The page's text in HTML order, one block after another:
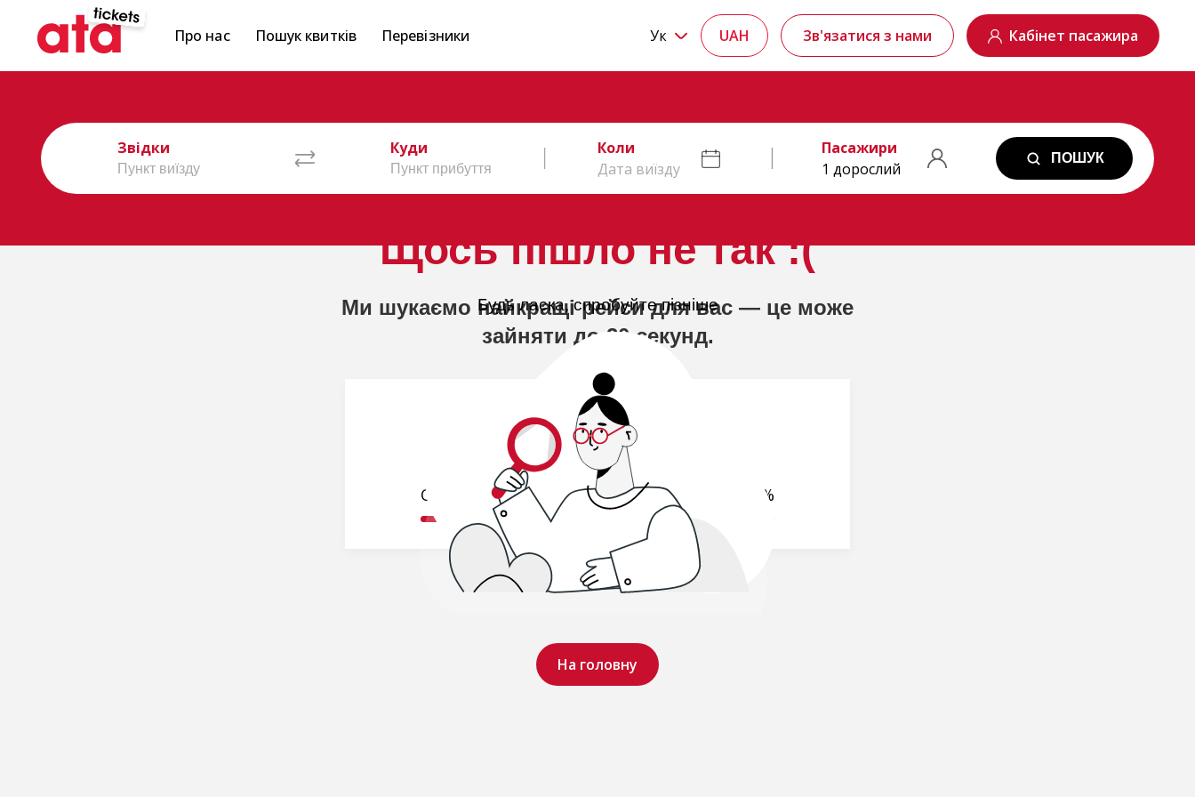
Щось пішло не так :(
Будь ласка, спробуйте пізніше
На головну
Про нас Пошук квитків Перевізники Ук UAH Зв'язатися з нами Кабінет пасажира
Звідки Куди
Коли
Дата виїзду
Пасажири
1 дорослий
ПОШУК
Ми шукаємо найкращі рейси для вас — це може
зайняти до 20 секунд.
Обробляємо ваш запит.. 19%